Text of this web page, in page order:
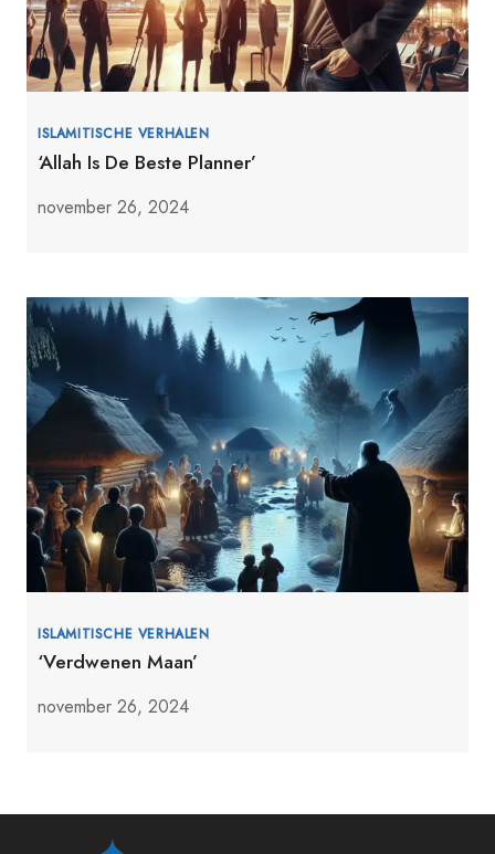
ISLAMITISCHE VERHALEN
‘Allah Is De Beste Planner’
november 26, 2024
ISLAMITISCHE VERHALEN
‘Verdwenen Maan’
november 26, 2024